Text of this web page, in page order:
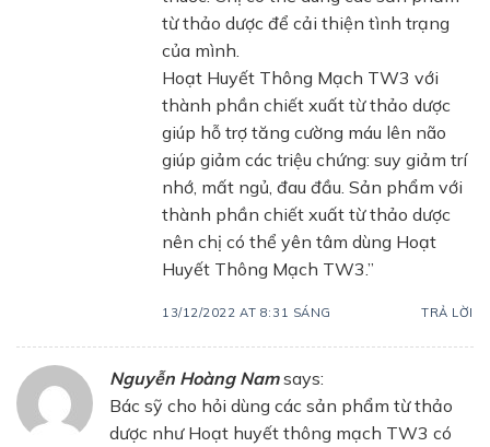
từ thảo dược để cải thiện tình trạng
của mình.
Hoạt Huyết Thông Mạch TW3 với
thành phần chiết xuất từ thảo dược
giúp hỗ trợ tăng cường máu lên não
giúp giảm các triệu chứng: suy giảm trí
nhớ, mất ngủ, đau đầu. Sản phẩm với
thành phần chiết xuất từ thảo dược
nên chị có thể yên tâm dùng Hoạt
Huyết Thông Mạch TW3.”
13/12/2022 AT 8:31 SÁNG TRẢ LỜI
Nguyễn Hoàng Nam says:
Bác sỹ cho hỏi dùng các sản phẩm từ thảo
dược như Hoạt huyết thông mạch TW3 có